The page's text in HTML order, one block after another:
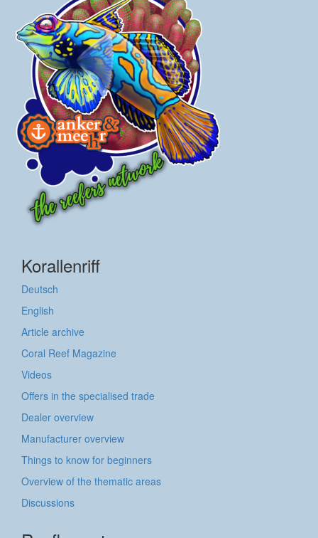
Korallenriff
Deutsch
English
Article archive
Coral Reef Magazine
Videos
Offers in the specialised trade
Dealer overview
Manufacturer overview
Things to know for beginners
Overview of the thematic areas
Discussions